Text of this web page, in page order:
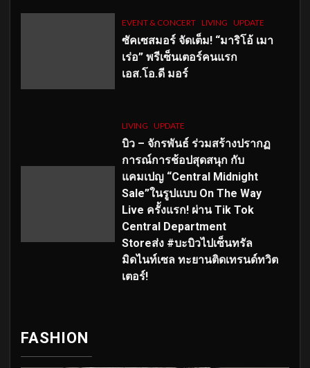
EVENT & CONCERT LIVING UPDATE
ซัคเซสมอร์ จัดเต็ม! “มาริโอ้ เมา
เร่อ” พรีเซ็นเตอร์คนแรก
เอส.โอ.ดี มอร์
LIVING UPDATE
บิว – จักรพันธ์ ร่วมสร้างปรากฏ
การณ์การช้อปสุดสนุก กับ
แคมเปญ “Central Midnight
Sale”ในรูปแบบ On The Way
Live ครั้งแรก! ผ่าน Tik Tok
Central Department
Storeส่ง #บะบิวไปเซ็นทรัล
มิดไนท์เซล ทะยานติดเทรนด์ทวิต
เตอร์!
FASHION